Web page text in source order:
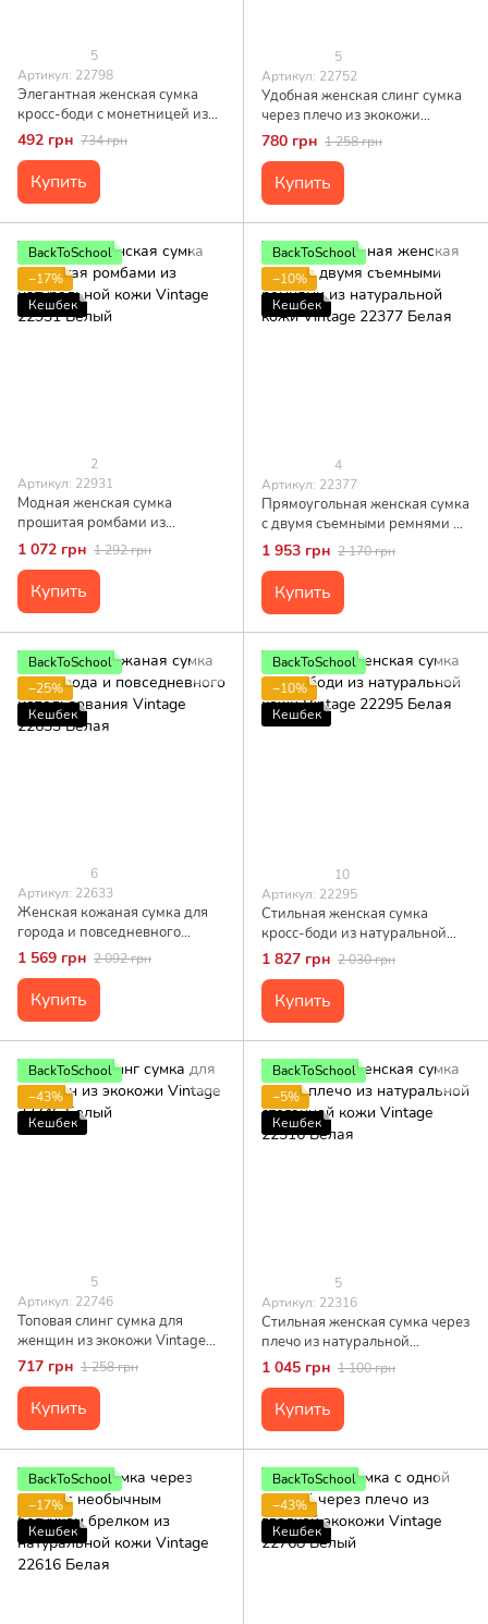
5
Артикул: 22798
Элегантная женская сумка
кросс-боди с монетницей из
экокожи Vintage 22798 Белый
492 грн 734 грн
Купить
5
Артикул: 22752
Удобная женская слинг сумка
через плечо из экокожи
Vintage 22752 Белый
780 грн 1 258 грн
Купить
BackToSchool
−17%
Кешбек
2
Артикул: 22931
Модная женская сумка
прошитая ромбами из
натуральной кожи Vintage
22931 Белый
1 072 грн 1 292 грн
Купить
BackToSchool
−10%
Кешбек
4
Артикул: 22377
Прямоугольная женская сумка
с двумя съемными ремнями из
натуральной кожи Vintage
22377 Белая
1 953 грн 2 170 грн
Купить
BackToSchool
−25%
Кешбек
6
Артикул: 22633
Женская кожаная сумка для
города и повседневного
использования Vintage 22633
1 569 грн 2 092 грн
Купить
BackToSchool
−10%
Кешбек
10
Артикул: 22295
Стильная женская сумка
кросс-боди из натуральной
кожи Vintage 22295 Белая
1 827 грн 2 030 грн
Купить
BackToSchool
−43%
Кешбек
5
Артикул: 22746
Топовая слинг сумка для
женщин из экокожи Vintage
22746 Белый
717 грн 1 258 грн
Купить
BackToSchool
−5%
Кешбек
5
Артикул: 22316
Стильная женская сумка через
плечо из натуральной
стеганной кожи Vintage 22316
1 045 грн 1 100 грн
Купить
BackToSchool
−17%
Кешбек
BackToSchool
−43%
Кешбек